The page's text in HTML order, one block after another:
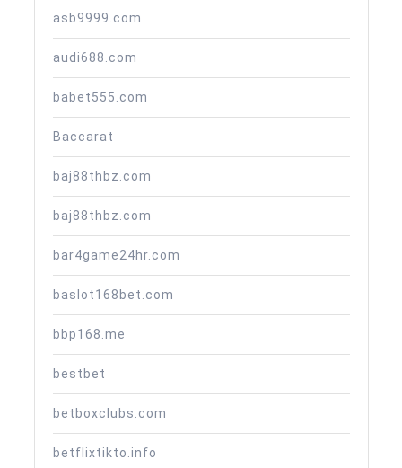
asb9999.com
audi688.com
babet555.com
Baccarat
baj88thbz.com
baj88thbz.com
bar4game24hr.com
baslot168bet.com
bbp168.me
bestbet
betboxclubs.com
betflixtikto.info